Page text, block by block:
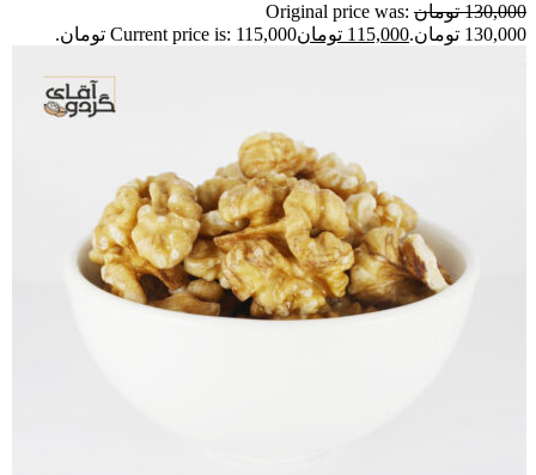
130,000 تومان Original price was:
130,000 تومان.
115,000 تومانCurrent price is: 115,000 تومان.